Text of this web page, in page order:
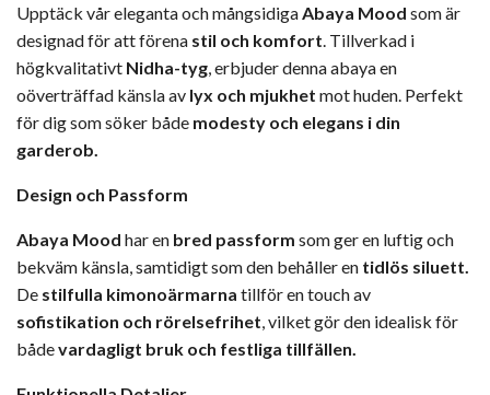
Upptäck vår eleganta och mångsidiga Abaya Mood som är
designad för att förena stil och komfort . Tillverkad i
högkvalitativt Nidha-tyg , erbjuder denna abaya en
oöverträffad känsla av lyx och mjukhet mot huden. Perfekt
för dig som söker både modesty och elegans i din
garderob.
Design och Passform
Abaya Mood har en bred passform som ger en luftig och
bekväm känsla, samtidigt som den behåller en tidlös siluett.
De stilfulla kimonoärmarna tillför en touch av
sofistikation och rörelsefrihet , vilket gör den idealisk för
bådevardagligt bruk och festliga tillfällen.